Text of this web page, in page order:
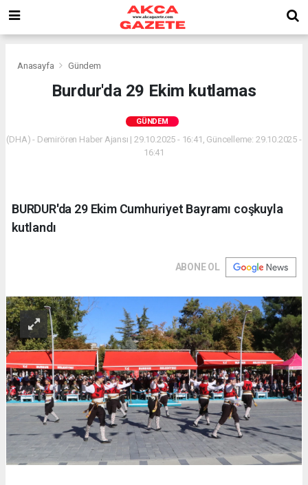
Anasayfa Gündem
Burdur'da 29 Ekim kutlamas
GÜNDEM
(DHA) - Demirören Haber Ajansı | 29.10.2025 - 16:41, Güncelleme: 29.10.2025 -
16:41
BURDUR'da 29 Ekim Cumhuriyet Bayramı coşkuyla
kutlandı
ABONE OL